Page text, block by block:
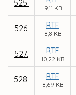
525.
9,11 KB
526. RTF
8,8 KB
527. RTF
10,22 KB
528. RTF
8,69 KB